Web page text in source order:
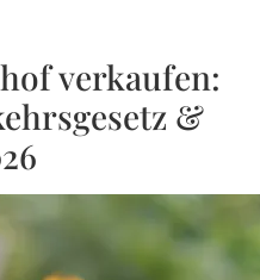
verkaufen:
&